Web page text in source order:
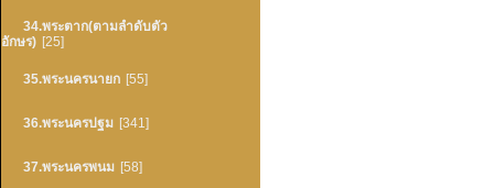
34.พระตาก(ตามลำดับตัว
อักษร) [25]
35.พระนครนายก [55]
36.พระนครปฐม [341]
37.พระนครพนม [58]